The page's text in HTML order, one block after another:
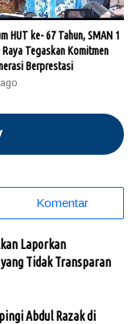
HUT ke- 67 Tahun, SMAN 1
Tegaskan Komitmen
Berprestasi
Komentar
Laporkan
Tidak Transparan
Abdul Razak di